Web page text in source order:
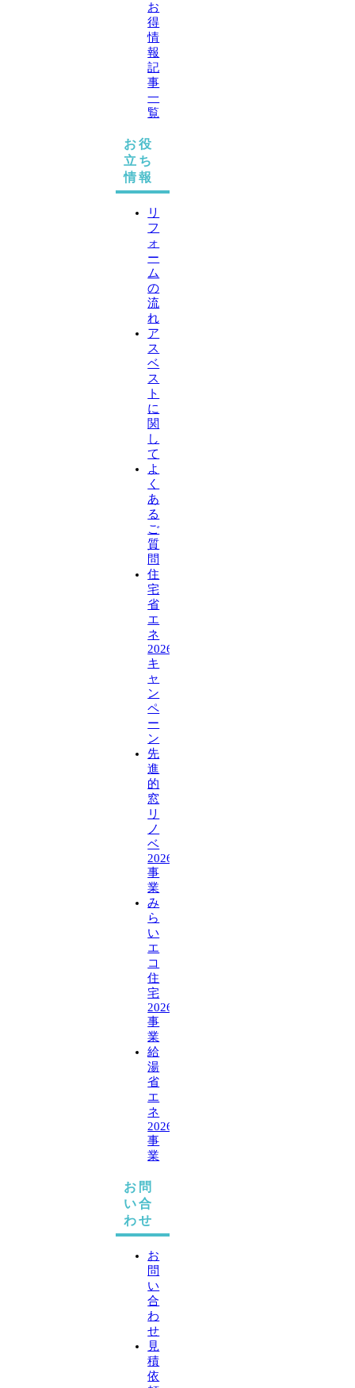
お
得
情
報
記
事
一
覧
お役
立ち
情報
リ
フ
ォ
ー
ム
の
流
れ
ア
ス
ベ
ス
ト
に
関
し
て
よ
く
あ
る
ご
質
問
住
宅
省
エ
ネ
2026
キ
ャ
ン
ペ
ー
ン
先
進
的
窓
リ
ノ
ベ
2026
事
業
み
ら
い
エ
コ
住
宅
2026
事
業
給
湯
省
エ
ネ
2026
事
業
お問
い合
わせ
お
問
い
合
わ
せ
見
積
依